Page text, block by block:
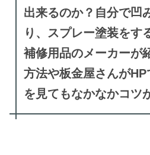
出来るのか？自分で凹
り、スプレー塗装をす
補修用品のメーカーが
方法や板金屋さんが
を見てもなかなかコツ